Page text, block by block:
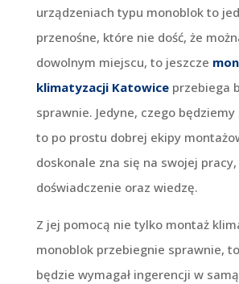
urządzeniach typu monoblok to
przenośne, które nie dość, że
dowolnym miejscu, to jeszcze
klimatyzacji Katowice przebiega
sprawnie. Jedyne, czego
to po prostu dobrej ekipy
doskonale zna się na swojej
doświadczenie oraz wiedzę.
Z jej pomocą nie tylko montaż
monoblok przebiegnie sprawnie,
będzie wymagał ingerencji w